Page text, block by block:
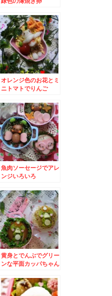
オレンジ色のお花とミ
ニトマトでりんご
魚肉ソーセージでアレ
ンジいろいろ
黄身とでんぶでグリー
ンな平面カッパちゃん